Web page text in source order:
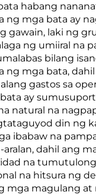
habang
ng mga bata ay
gawain, laki ng
ng umiiral na
bilang
ng mga bata,
gastos sa
ay
natural na
din ng
ibabaw na
aralan, dahil ang
na
na hitsura ng
mga magulang